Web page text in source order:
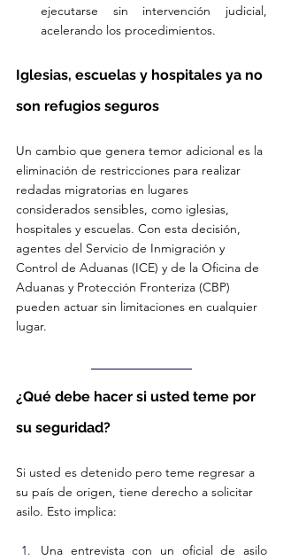
ejecutarse sin intervención judicial,
acelerando los procedimientos.
Iglesias, escuelas y hospitales ya no
son refugios seguros
Un cambio que genera temor adicional es la
eliminación de restricciones para realizar
redadas migratorias en lugares
considerados sensibles, como iglesias,
hospitales y escuelas. Con esta decisión,
agentes del Servicio de Inmigración y
Control de Aduanas (ICE) y de la Oficina de
Aduanas y Protección Fronteriza (CBP)
pueden actuar sin limitaciones en cualquier
lugar.
¿Qué debe hacer si usted teme por
su seguridad?
Si usted es detenido pero teme regresar a
su país de origen, tiene derecho a solicitar
asilo. Esto implica:
Una entrevista con un oficial de asilo